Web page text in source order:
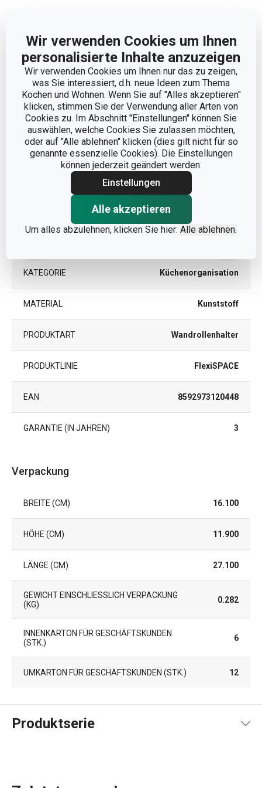
Wir verwenden Cookies um Ihnen
personalisierte Inhalte anzuzeigen
Wir verwenden Cookies um Ihnen nur das zu zeigen,
was Sie interessiert, d.h. neue Ideen zum Thema
Kochen und Wohnen. Wenn Sie auf "Alles akzeptieren"
klicken, stimmen Sie der Verwendung aller Arten von
Cookies zu. Im Abschnitt "Einstellungen" können Sie
auswählen, welche Cookies Sie zulassen möchten,
oder auf "Alle ablehnen" klicken (dies gilt nicht für so
genannte essenzielle Cookies). Die Einstellungen
können jederzeit geändert werden.
Einstellungen
Alle akzeptieren
Um alles abzulehnen, klicken Sie hier: Alle ablehnen.
Abmessungen
PRODUKTBREITE (CM)
PRODUKTHÖHE (CM) 12
VOLUMEN (L) 3.8
PRODUKTLÄNGE (CM) 27
Andere Parameter
FÜR DEN KÜHLSCHRANK
KATEGORIE Küchenorganisation
MATERIAL Kunststoff
PRODUKTART Wandrollenhalter
PRODUKTLINIE FlexiSPACE
EAN 8592973120448
GARANTIE (IN JAHREN) 3
Verpackung
BREITE (CM) 16.100
HÖHE (CM) 11.900
LÄNGE (CM) 27.100
GEWICHT EINSCHLIESSLICH VERPACKUNG (
KG)
0.282
INNENKARTON FÜR GESCHÄFTSKUNDEN
(STK.)
6
UMKARTON FÜR GESCHÄFTSKUNDEN (STK.) 12
Produktserie